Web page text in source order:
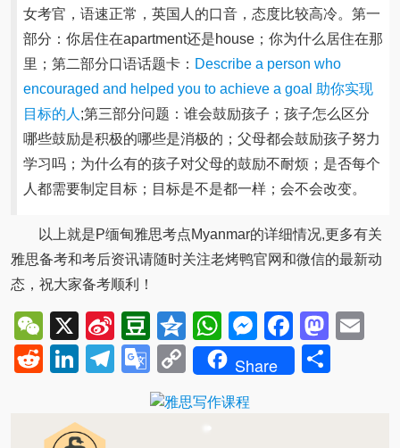
女考官，语速正常，英国人的口音，态度比较高冷。第一
部分：你居住在apartment还是house；你为什么居住在那
里；第二部分口语话题卡： Describe a person who
encouraged and helped you to achieve a goal 助你实现
目标的人 ;第三部分问题：谁会鼓励孩子；孩子怎么区分
哪些鼓励是积极的哪些是消极的；父母都会鼓励孩子努力
学习吗；为什么有的孩子对父母的鼓励不耐烦；是否每个
人都需要制定目标；目标是不是都一样；会不会改变。
以上就是P缅甸雅思考点Myanmar的详细情况,更多有关
雅思备考和考后资讯请随时关注老烤鸭官网和微信的最新动
态，祝大家备考顺利！
WeChat
X Sina
Weibo
Douban
Qzone
WhatsApp
Messenger
Reddit
LinkedIn
Telegram
Google
Translate
Copy
Link
Share